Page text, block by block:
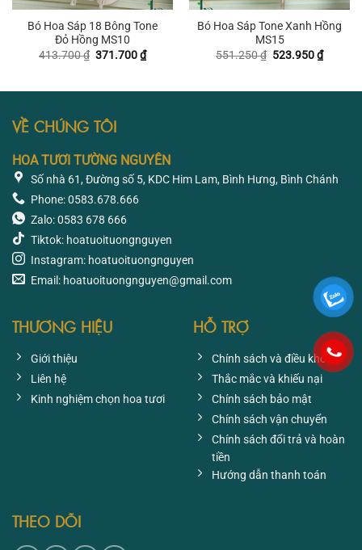
Bó Hoa Sáp 18 Bông Tone
Đỏ Hồng MS10
413.700₫ Giá
371.700₫Giá
hiện
Bó Hoa Sáp Tone Xanh Hồng
MS15
551.250₫ Giá
523.950₫Giá
hiện
VỀ CHÚNG TÔI
HOA TƯƠI TƯỜNG NGUYÊN
Số nhà 61, Đường số 5, KDC Him Lam, Bình Hưng, Bình Chánh
Phone: 0583.678.666
Zalo: 0583 678 666
Tiktok: hoatuoituongnguyen
Instagram: hoatuoituongnguyen
Email: hoatuoituongnguyen@gmail.com
THƯƠNG HIỆU
Giới thiệu
Liên hệ
Kinh nghiệm chọn hoa tươi
HỖ TRỢ
Chính sách và điều khoản
Thắc mắc và khiếu nại
Chính sách bảo mật
Chính sách vận chuyển
Chính sách đổi trả và hoàn
tiền
Hướng dẫn thanh toán
THEO DÕI